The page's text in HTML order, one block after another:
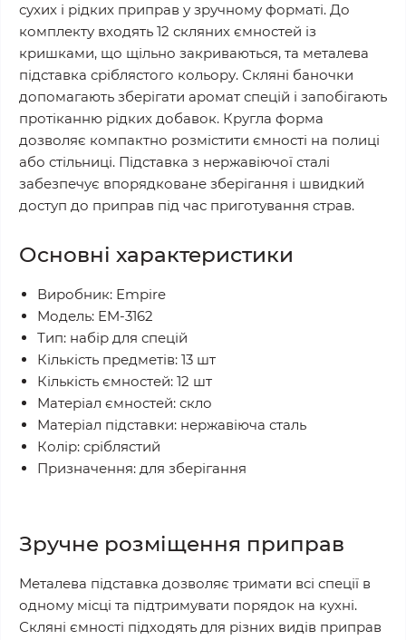
сухих і рідких приправ у зручному форматі. До
комплекту входять 12 скляних ємностей із
кришками, що щільно закриваються, та металева
підставка сріблястого кольору. Скляні баночки
допомагають зберігати аромат спецій і запобігають
протіканню рідких добавок. Кругла форма
дозволяє компактно розмістити ємності на полиці
або стільниці. Підставка з нержавіючої сталі
забезпечує впорядковане зберігання і швидкий
доступ до приправ під час приготування страв.
Основні характеристики
Виробник: Empire
Модель: EM-3162
Тип: набір для спецій
Кількість предметів: 13 шт
Кількість ємностей: 12 шт
Матеріал ємностей: скло
Матеріал підставки: нержавіюча сталь
Колір: сріблястий
Призначення: для зберігання
Зручне розміщення приправ
Металева підставка дозволяє тримати всі спеції в
одному місці та підтримувати порядок на кухні.
Скляні ємності підходять для різних видів приправ